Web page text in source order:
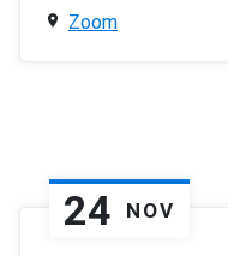
Zoom
24 NOV